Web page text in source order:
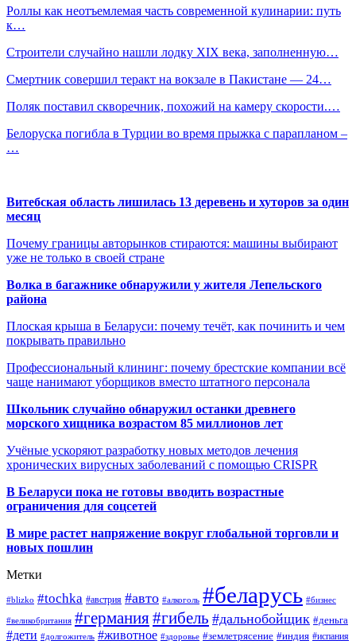
Роллы как неотъемлемая часть современной кулинарии: путь
к…
Строители случайно нашли лодку XIX века, заполненную…
Смертник совершил теракт на вокзале в Пакистане — 24…
Поляк поставил скворечник, похожий на камеру скорости.…
Белоруска погибла в Турции во время прыжка с парапланом –
…
Витебская область лишилась 13 деревень и хуторов за один
месяц
Почему границы авторынков стираются: машины выбирают
уже не только в своей стране
Волка в багажнике обнаружили у жителя Лепельского
района
Плоская крыша в Беларуси: почему течёт, как починить и чем
покрывать правильно
Профессиональный клининг: почему брестские компании всё
чаще нанимают уборщиков вместо штатного персонала
Школьник случайно обнаружил останки древнего
морского хищника возрастом 85 миллионов лет
Учёные ускоряют разработку новых методов лечения
хронических вирусных заболеваний с помощью CRISPR
В Беларуси пока не готовы вводить возрастные
ограничения для соцсетей
В мире растет напряжение вокруг глобальной торговли и
новых пошлин
Метки
#blizko #tochka #австрия #авто #алкоголь #беларусь #бизнес
#великобритания #германия#гибель #дальнобойщик #деньга
#дети #долгожитель #животное #здоровье #землетрясение #индия #испания